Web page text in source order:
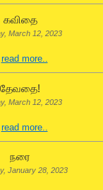
கவிதை
March 12, 2023
read more..
தேவதை!
March 12, 2023
read more..
நரை
January 28, 2023